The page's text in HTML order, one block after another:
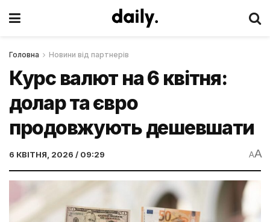
Головна Новини від партнерів
Курс валют на 6 квітня:
долар та євро
продовжують дешевшати
6 КВІТНЯ, 2026 / 09:29 AA